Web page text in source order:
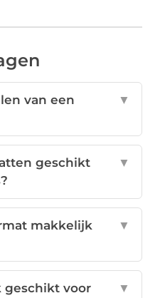
van een
▼
geschikt
▼
makkelijk
▼
geschikt voor
▼